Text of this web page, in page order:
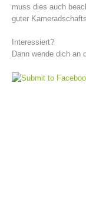
muss dies auch
guter
Interessiert?
Dann wende dich an